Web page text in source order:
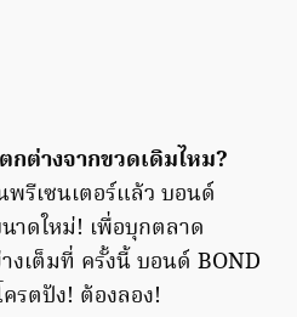
ต่างจากขวดเดิมไหม?
รีเซนเตอร์แล้ว บอนด์
าดใหม่! เพื่อบุกตลาด
เต็มที่ ครั้งนี้ บอนด์ BOND
รตปัง! ต้องลอง!